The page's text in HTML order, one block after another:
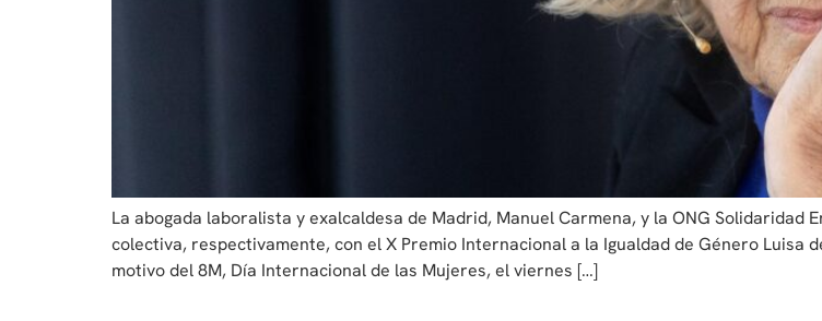
La abogada laboralista y exalcaldesa de Madrid, Manuel Carmena, y la ONG
colectiva, respectivamente, con el X Premio Internacional a la Igualdad de Género Luisa
motivo del 8M, Día Internacional de las Mujeres, el viernes […]